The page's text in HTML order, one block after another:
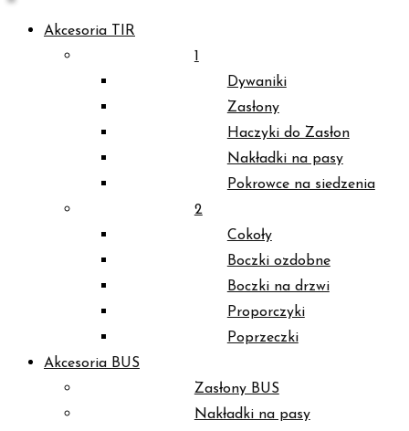
Akcesoria TIR
1
Dywaniki
Zasłony
Haczyki do Zasłon
Nakładki na pasy
Pokrowce na siedzenia
2
Cokoły
Boczki ozdobne
Boczki na drzwi
Proporczyki
Poprzeczki
Akcesoria BUS
Zasłony BUS
Nakładki na pasy